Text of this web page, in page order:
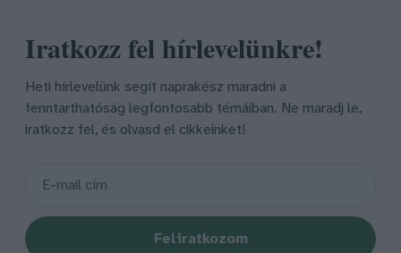
Iratkozz fel hírlevelünkre!
Heti hírlevelünk segít naprakész maradni a
fenntarthatóság legfontosabb témáiban. Ne maradj le,
iratkozz fel, és olvasd el cikkeinket!
Feliratkozom